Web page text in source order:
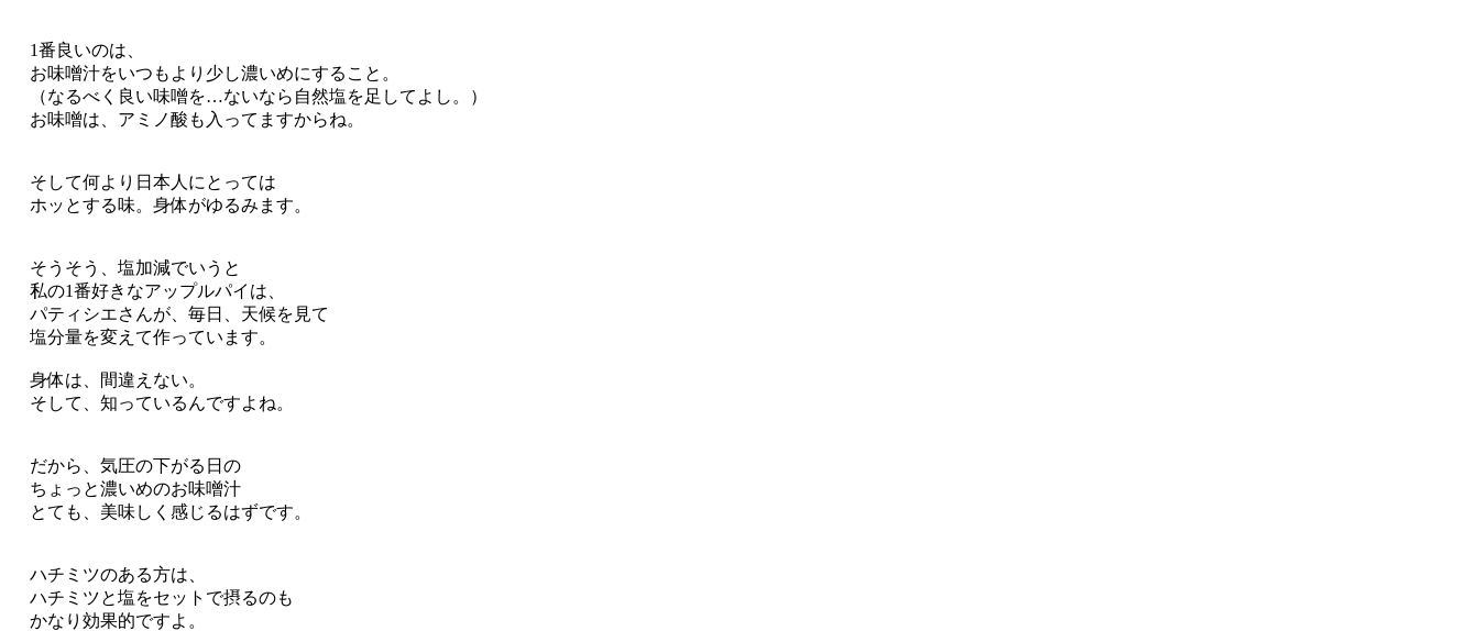
1番良いのは、
お味噌汁をいつもより少し濃いめにすること。
（なるべく良い味噌を…ないなら自然塩を足してよし。）
お味噌は、アミノ酸も入ってますからね。
そして何より日本人にとっては
ホッとする味。身体がゆるみます。
そうそう、塩加減でいうと
私の1番好きなアップルパイは、
パティシエさんが、毎日、天候を見て
塩分量を変えて作っています。
身体は、間違えない。
そして、知っているんですよね。
だから、気圧の下がる日の
ちょっと濃いめのお味噌汁
とても、美味しく感じるはずです。
ハチミツのある方は、
ハチミツと塩をセットで摂るのも
かなり効果的ですよ。